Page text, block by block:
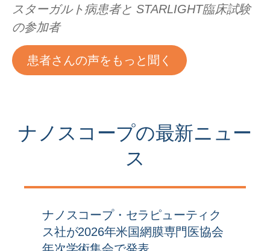
スターガルト病患者と STARLIGHT臨床試験
の参加者
患者さんの声をもっと聞く
ナノスコープの最新ニュー
ス
ナノスコープ・セラピューティク
ス社が2026年米国網膜専門医協会